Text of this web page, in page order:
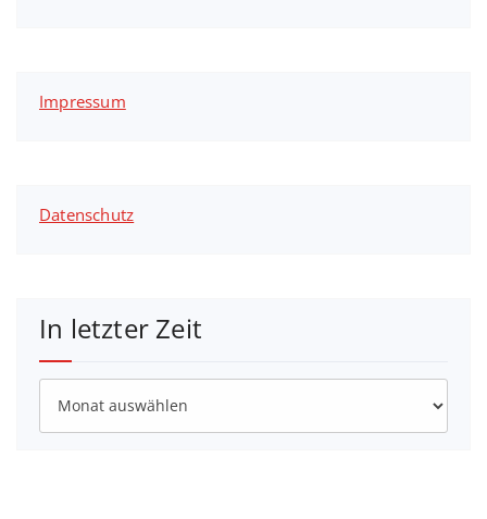
Impressum
Datenschutz
In letzter Zeit
In
letzter
Zeit